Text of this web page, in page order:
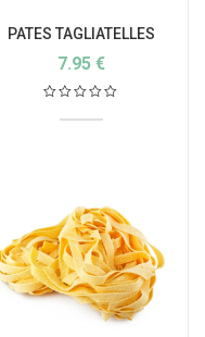
PATES TAGLIATELLES
BLANCHES NATURES BIO
7.95 €